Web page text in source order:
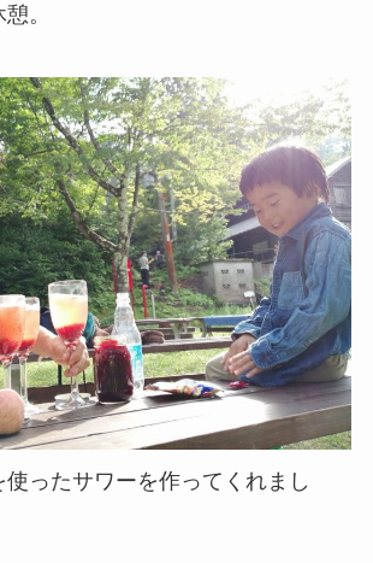
。
ったサワーを作ってくれまし